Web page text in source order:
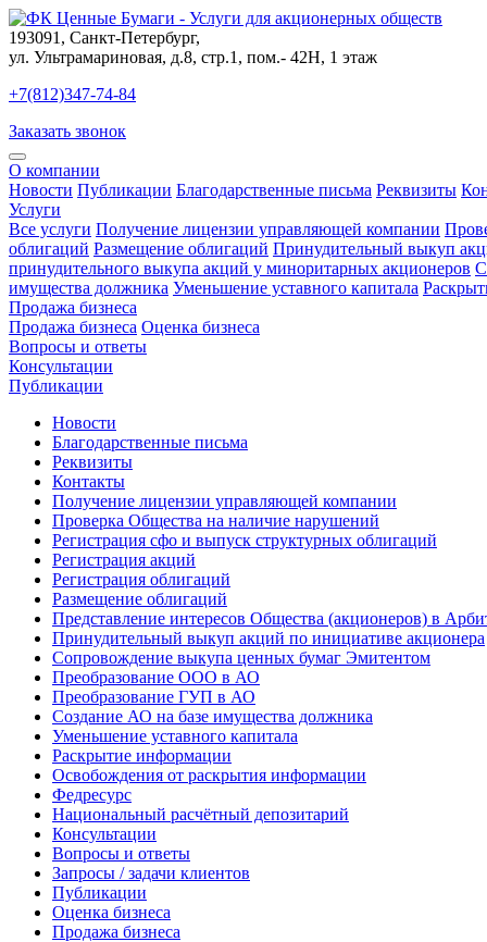
193091 , Санкт-Петербург,
ул. Ультрамариновая, д.8, стр.1, пом.- 42Н, 1 этаж
+7(812)347-74-84
Заказать звонок
О компании
Новости Публикации Благодарственные письма Реквизиты
Услуги
Все услуги Получение лицензии управляющей компании
облигаций Размещение облигаций Принудительный выкуп
принудительного выкупа акций у миноритарных акционеров
имущества должника Уменьшение уставного капитала
Продажа бизнеса
Продажа бизнеса Оценка бизнеса
Вопросы и ответы
Консультации
Публикации
Новости
Благодарственные письма
Реквизиты
Контакты
Получение лицензии управляющей компании
Проверка Общества на наличие нарушений
Регистрация сфо и выпуск структурных облигаций
Регистрация акций
Регистрация облигаций
Размещение облигаций
Представление интересов Общества (акционеров) в
Принудительный выкуп акций по инициативе акционера
Сопровождение выкупа ценных бумаг Эмитентом
Преобразование ООО в АО
Преобразование ГУП в АО
Создание АО на базе имущества должника
Уменьшение уставного капитала
Раскрытие информации
Освобождения от раскрытия информации
Федресурс
Национальный расчётный депозитарий
Консультации
Вопросы и ответы
Запросы / задачи клиентов
Публикации
Оценка бизнеса
Продажа бизнеса